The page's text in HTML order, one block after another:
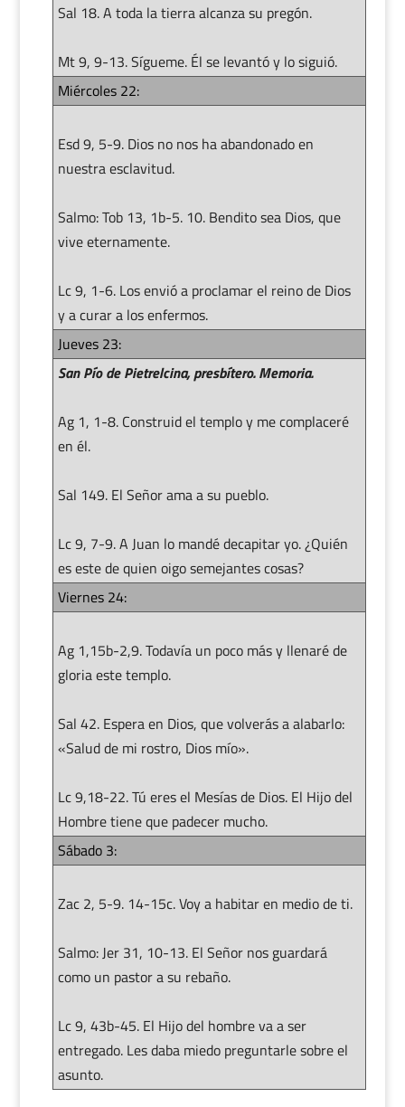
Sal 18. A toda la tierra alcanza su pregón.
Mt 9, 9-13. Sígueme. Él se levantó y lo siguió.
Miércoles 22:
Esd 9, 5-9. Dios no nos ha abandonado en
nuestra esclavitud.
Salmo: Tob 13, 1b-5. 10. Bendito sea Dios, que
vive eternamente.
Lc 9, 1-6. Los envió a proclamar el reino de Dios
y a curar a los enfermos.
Jueves 23:
San Pío de Pietrelcina, presbítero.Memoria.
Ag 1, 1-8. Construid el templo y me complaceré
en él.
Sal 149. El Señor ama a su pueblo.
Lc 9, 7-9. A Juan lo mandé decapitar yo. ¿Quién
es este de quien oigo semejantes cosas?
Viernes 24:
Ag 1,15b-2,9. Todavía un poco más y llenaré de
gloria este templo.
Sal 42. Espera en Dios, que volverás a alabarlo:
«Salud de mi rostro, Dios mío».
Lc 9,18-22. Tú eres el Mesías de Dios. El Hijo del
Hombre tiene que padecer mucho.
Sábado 3:
Zac 2, 5-9. 14-15c. Voy a habitar en medio de ti.
Salmo: Jer 31, 10-13. El Señor nos guardará
como un pastor a su rebaño.
Lc 9, 43b-45. El Hijo del hombre va a ser
entregado. Les daba miedo preguntarle sobre el
asunto.